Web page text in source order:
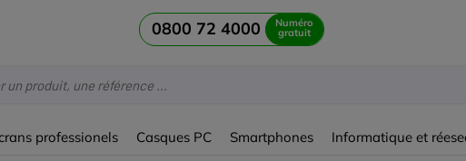
0800 72 4000 Numéro
gratuit
professionels Casques PC Smartphones Informatique et